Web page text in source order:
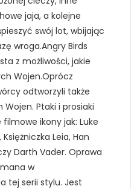
jaja, a kolejne
swój lot, wbijając
wroga.Angry Birds
z możliwości, jakie
Wojen.Oprócz
odtworzyli także
Ptaki i prosiaki
ikony jak: Luke
Leia, Han
Darth Vader. Oprawa
w
tej serii stylu. Jest